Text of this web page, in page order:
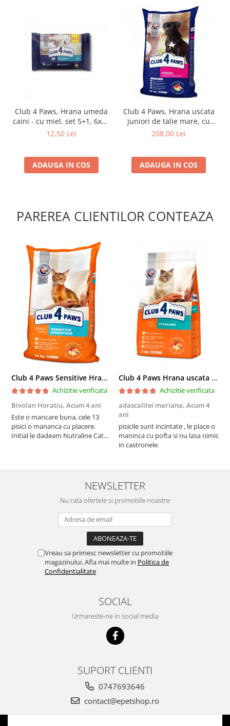
Club 4 Paws, Hrana umeda
caini - cu miel, set 5+1, 6x80
g
12,50 Lei
ADAUGA IN COS
Club 4 Paws, Hrana uscata
juniori de talie mare, cu
pui, 14kg
208,00 Lei
ADAUGA IN COS
PAREREA CLIENTILOR CONTEAZA
Club 4 Paws Sensitive Hrana uscata pisici adulte, 14kg
Achizitie verificata
Bivolan Horatiu, Acum 4 ani
Este o mancare buna, cele 13
pisici o mananca cu placere.
Initial le dadeam Nutraline Cat
nu o mananca cu placere. Eu
sunt multumit si voi continua cu
Club 4 Paws Hrana uscata pisici sterilizate, 2kg
Achizitie verificata
adascalitei mariana, Acum 4
ani
pisicile sunt incintate , le place o
maninca cu pofta si nu lasa nimic
in castronele.
NEWSLETTER
Nu rata ofertele si promotiile noastre
Vreau sa primesc newsletter cu promotiile
magazinului. Afla mai multe in Politica de
Confidentialitate
SOCIAL
Urmareste-ne in social media
SUPORT CLIENTI
0747693646
contact@epetshop.ro